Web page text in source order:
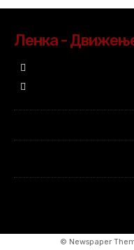
Ленка -
© Newspaper